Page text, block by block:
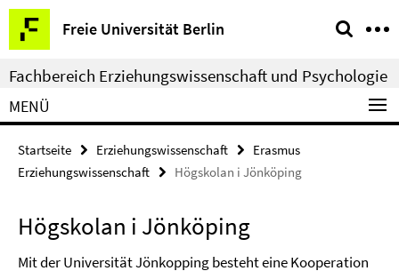
Springe
direkt
zu
Inhalt
Freie Universität Berlin
Service-
Navigation
Fachbereich Erziehungswissenschaft und Psychologie
MENÜ
Startseite Erziehungswissenschaft
Erasmus
Erziehungswissenschaft
Högskolan i Jönköping
Högskolan i Jönköping
Mit der Universität Jönkopping besteht eine Kooperation